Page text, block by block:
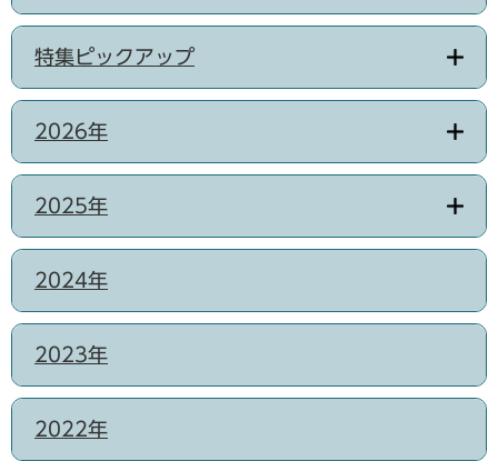
特集ピックアップ
2026年
2025年
2024年
2023年
2022年